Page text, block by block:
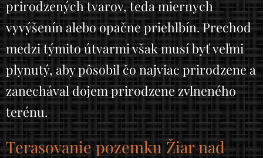
prirodzených tvarov, teda miernych
vyvýšenín alebo opačne priehlbín. Prechod
medzi týmito útvarmi však musí byť veľmi
plynutý, aby pôsobil čo najviac prirodzene a
zanechával dojem prirodzene zvlneného
terénu.
Terasovanie pozemku Žiar nad